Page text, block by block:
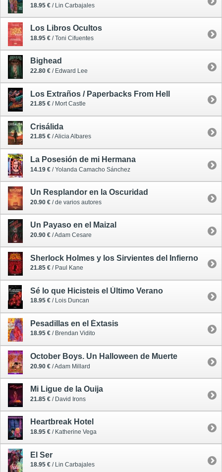
18.95 € / Lin Carbajales
Los Libros Ocultos
18.95 € / Toni Cifuentes
Bighead
22.80 € / Edward Lee
Los Extraños / Paperbacks From Hell
21.85 € / Mort Castle
Crisálida
21.85 € / Alicia Albares
La Posesión de mi Hermana
14.19 € / Yolanda Camacho Sánchez
Un Resplandor en la Oscuridad
20.90 € / de varios autores
Un Payaso en el Maizal
20.90 € / Adam Cesare
Sherlock Holmes y los Sirvientes del Infierno
21.85 € / Paul Kane
Sé lo que Hicisteis el Último Verano
18.95 € / Lois Duncan
Pesadillas en el Éxtasis
18.95 € / Brendan Vidito
October Boys. Un Halloween de Muerte
20.90 € / Adam Millard
Mi Ligue de la Ouija
21.85 € / David Irons
Heartbreak Hotel
18.95 € / Katherine Vega
El Ser
18.95 € / Lin Carbajales